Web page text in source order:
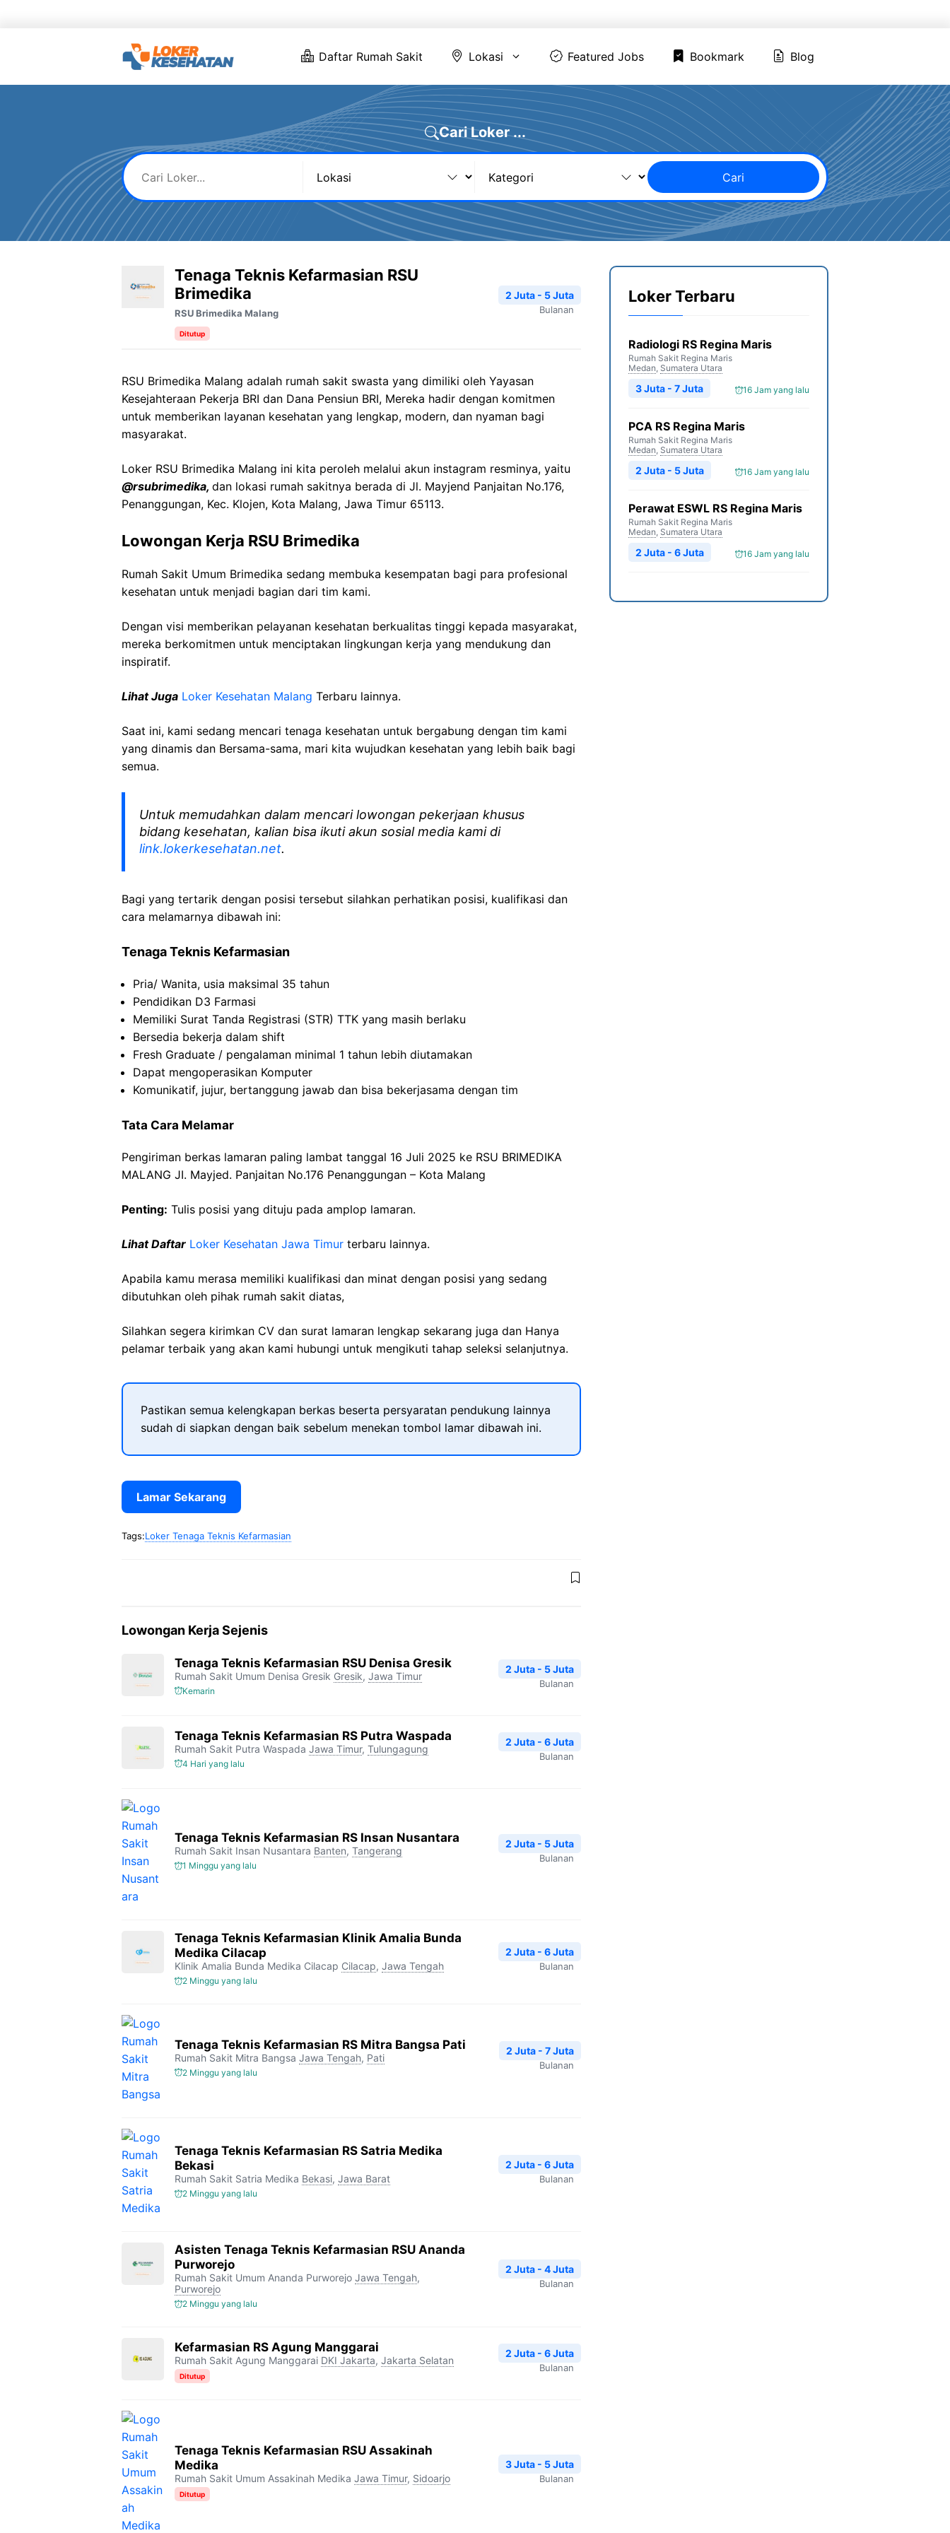
Daftar Rumah Sakit Lokasi Featured Jobs Bookmark Blog
Cari Loker ...
Cari
Tenaga Teknis Kefarmasian RSU
Brimedika
RSU Brimedika Malang
Ditutup
2 Juta - 5 Juta
Bulanan
RSU Brimedika Malang adalah rumah sakit swasta yang dimiliki oleh Yayasan
Kesejahteraan Pekerja BRI dan Dana Pensiun BRI, Mereka hadir dengan komitmen
untuk memberikan layanan kesehatan yang lengkap, modern, dan nyaman bagi
masyarakat.
Loker RSU Brimedika Malang ini kita peroleh melalui akun instagram resminya, yaitu
@rsubrimedika, dan lokasi rumah sakitnya berada di Jl. Mayjend Panjaitan No.176,
Penanggungan, Kec. Klojen, Kota Malang, Jawa Timur 65113.
Lowongan Kerja RSU Brimedika
Rumah Sakit Umum Brimedika sedang membuka kesempatan bagi para profesional
kesehatan untuk menjadi bagian dari tim kami.
Dengan visi memberikan pelayanan kesehatan berkualitas tinggi kepada masyarakat,
mereka berkomitmen untuk menciptakan lingkungan kerja yang mendukung dan
inspiratif.
Lihat Juga Loker Kesehatan Malang Terbaru lainnya.
Saat ini, kami sedang mencari tenaga kesehatan untuk bergabung dengan tim kami
yang dinamis dan Bersama-sama, mari kita wujudkan kesehatan yang lebih baik bagi
semua.
Untuk memudahkan dalam mencari lowongan pekerjaan khusus
bidang kesehatan, kalian bisa ikuti akun sosial media kami di
link.lokerkesehatan.net.
Bagi yang tertarik dengan posisi tersebut silahkan perhatikan posisi, kualifikasi dan
cara melamarnya dibawah ini:
Tenaga Teknis Kefarmasian
Pria/ Wanita, usia maksimal 35 tahun
Pendidikan D3 Farmasi
Memiliki Surat Tanda Registrasi (STR) TTK yang masih berlaku
Bersedia bekerja dalam shift
Fresh Graduate / pengalaman minimal 1 tahun lebih diutamakan
Dapat mengoperasikan Komputer
Komunikatif, jujur, bertanggung jawab dan bisa bekerjasama dengan tim
Tata Cara Melamar
Pengiriman berkas lamaran paling lambat tanggal 16 Juli 2025 ke RSU BRIMEDIKA
MALANG JI. Mayjed. Panjaitan No.176 Penanggungan – Kota Malang
Penting: Tulis posisi yang dituju pada amplop lamaran.
Lihat Daftar Loker Kesehatan Jawa Timur terbaru lainnya.
Apabila kamu merasa memiliki kualifikasi dan minat dengan posisi yang sedang
dibutuhkan oleh pihak rumah sakit diatas,
Silahkan segera kirimkan CV dan surat lamaran lengkap sekarang juga dan Hanya
pelamar terbaik yang akan kami hubungi untuk mengikuti tahap seleksi selanjutnya.
Pastikan semua kelengkapan berkas beserta persyaratan pendukung lainnya
sudah di siapkan dengan baik sebelum menekan tombol lamar dibawah ini.
Lamar Sekarang
Tags:Loker Tenaga Teknis Kefarmasian
Lowongan Kerja Sejenis
Tenaga Teknis Kefarmasian RSU Denisa Gresik
Rumah Sakit Umum Denisa Gresik Gresik, Jawa Timur
Kemarin
2 Juta - 5 Juta
Bulanan
Tenaga Teknis Kefarmasian RS Putra Waspada
Rumah Sakit Putra Waspada Jawa Timur, Tulungagung
4 Hari yang lalu
2 Juta - 6 Juta
Bulanan
Tenaga Teknis Kefarmasian RS Insan Nusantara
Rumah Sakit Insan Nusantara Banten, Tangerang
1 Minggu yang lalu
2 Juta - 5 Juta
Bulanan
Tenaga Teknis Kefarmasian Klinik Amalia Bunda
Medika Cilacap
Klinik Amalia Bunda Medika Cilacap Cilacap, Jawa Tengah
2 Minggu yang lalu
2 Juta - 6 Juta
Bulanan
Tenaga Teknis Kefarmasian RS Mitra Bangsa Pati
Rumah Sakit Mitra Bangsa Jawa Tengah, Pati
2 Minggu yang lalu
2 Juta - 7 Juta
Bulanan
Tenaga Teknis Kefarmasian RS Satria Medika
Bekasi
Rumah Sakit Satria Medika Bekasi, Jawa Barat
2 Minggu yang lalu
2 Juta - 6 Juta
Bulanan
Asisten Tenaga Teknis Kefarmasian RSU Ananda
Purworejo
Rumah Sakit Umum Ananda Purworejo Jawa Tengah,
Purworejo
2 Minggu yang lalu
2 Juta - 4 Juta
Bulanan
Kefarmasian RS Agung Manggarai
Rumah Sakit Agung Manggarai DKI Jakarta, Jakarta Selatan
Ditutup
2 Juta - 6 Juta
Bulanan
Tenaga Teknis Kefarmasian RSU Assakinah
Medika
Rumah Sakit Umum Assakinah Medika Jawa Timur, Sidoarjo
Ditutup
3 Juta - 5 Juta
Bulanan
Loker Terbaru
Radiologi RS Regina Maris
Rumah Sakit Regina Maris
Medan, Sumatera Utara
16 Jam yang lalu
3 Juta - 7 Juta
PCA RS Regina Maris
Rumah Sakit Regina Maris
Medan, Sumatera Utara
16 Jam yang lalu
2 Juta - 5 Juta
Perawat ESWL RS Regina Maris
Rumah Sakit Regina Maris
Medan, Sumatera Utara
16 Jam yang lalu
2 Juta - 6 Juta